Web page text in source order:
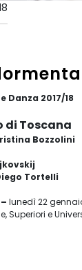
Danza 2017/18
di Toscana
Bozzolini
Tortelli
lunedì 22
Superiori e